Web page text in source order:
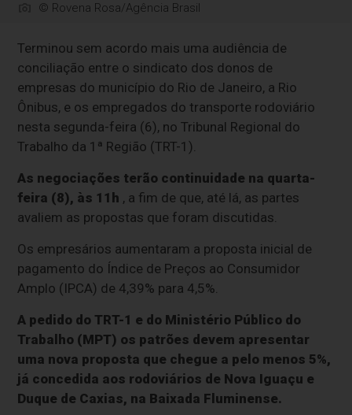
© Rovena Rosa/Agência Brasil
Terminou sem acordo mais uma audiência de
conciliação entre o sindicato dos donos de
empresas do município do Rio de Janeiro, a Rio
Ônibus, e os empregados do transporte rodoviário
nesta segunda-feira (6), no Tribunal Regional do
Trabalho da 1ª Região (TRT-1).
As negociações terão continuidade na quarta-
feira (8), às 11h , a fim de que, até lá, as partes
avaliem as propostas que foram discutidas.
Os empresários aumentaram a proposta inicial de
pagamento do Índice de Preços ao Consumidor
Amplo (IPCA) de 4,39% para 4,5%.
A pedido do TRT-1 e do Ministério Público do
Trabalho (MPT) os patrões devem apresentar
uma nova proposta que chegue a pelo menos 5%,
já concedida aos rodoviários de Nova Iguaçu e
Duque de Caxias, na Baixada Fluminense.